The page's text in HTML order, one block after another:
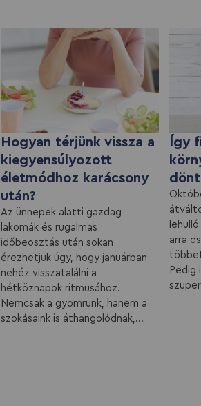
Hogyan térjünk vissza a
kiegyensúlyozott
életmódhoz karácsony
után?
Az ünnepek alatti gazdag
lakomák és rugalmas
időbeosztás után sokan
érezhetjük úgy, hogy januárban
nehéz visszatalálni a
hétköznapok ritmusához.
Nemcsak a gyomrunk, hanem a
szokásaink is áthangolódnak,...
Így
arra
Pedig